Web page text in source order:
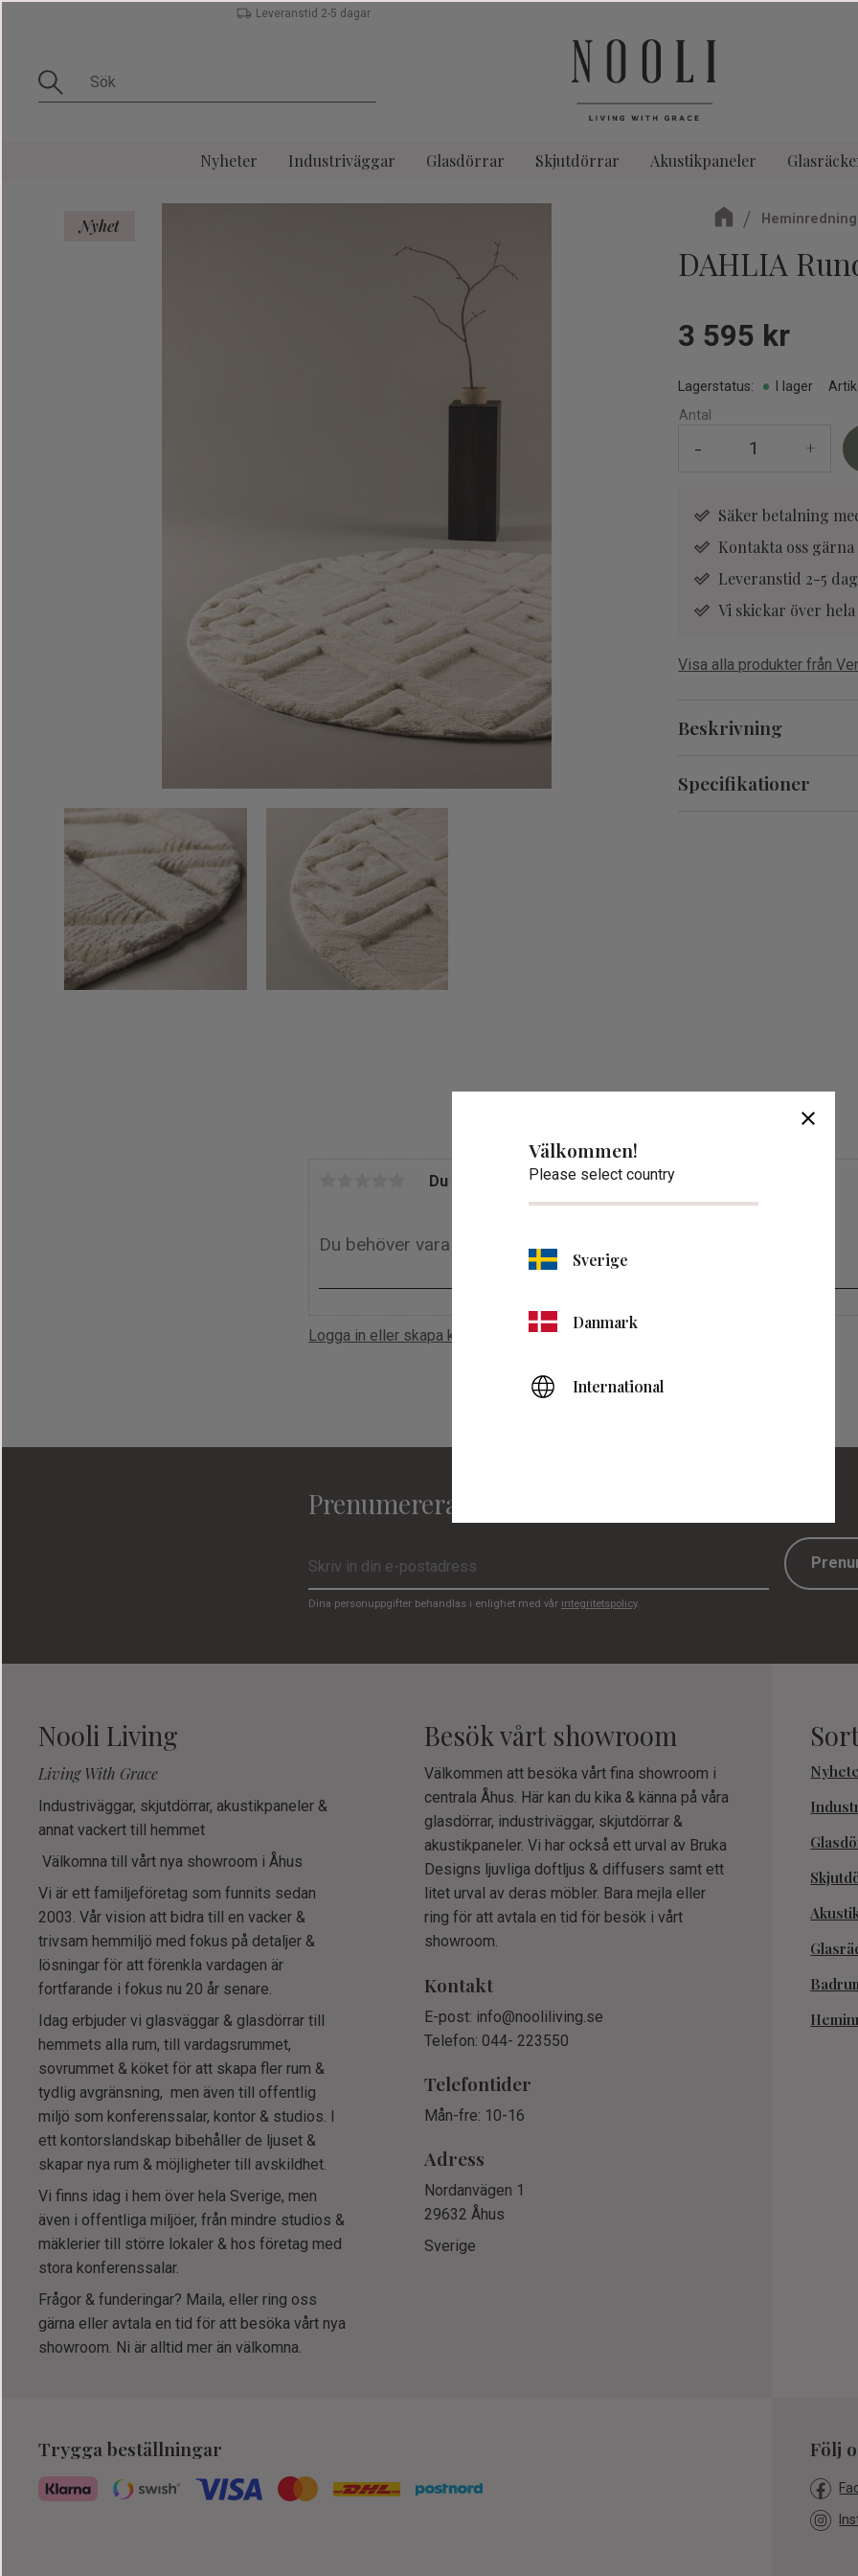
Leveranstid 2-5 dagar
Nyheter Industriväggar Glasdörrar Skjutdörrar Akustikpaneler
Heminredning
DAHLIA
Nyhet
3 595 kr
Antal
+
-
Säker betalning
Kontakta oss
Leveranstid 2-5
Vi skickar över
Lagerstatus I lager
Visa alla produkter från
Beskrivning
Specifikationer
Du
Logga in eller skapa konto
Prenumerera på vårt nyhetsbrev:
Dina personuppgifter behandlas i enlighet med vår integritetspolicy.
Nooli Living
Living With Grace
Industriväggar, skjutdörrar, akustikpaneler &
annat vackert till hemmet
Välkomna till vårt nya showroom i Åhus
Vi är ett familjeföretag som funnits sedan
2003. Vår vision att bidra till en vacker &
trivsam hemmiljö med fokus på detaljer &
lösningar för att förenkla vardagen är
fortfarande i fokus nu 20 år senare.
Idag erbjuder vi glasväggar & glasdörrar till
hemmets alla rum, till vardagsrummet,
sovrummet & köket för att skapa fler rum &
tydlig avgränsning, men även till offentlig
miljö som konferenssalar, kontor & studios. I
ett kontorslandskap bibehåller de ljuset &
skapar nya rum & möjligheter till avskildhet.
Vi finns idag i hem över hela Sverige, men
även i offentliga miljöer, från mindre studios &
mäklerier till större lokaler & hos företag med
stora konferenssalar.
Frågor & funderingar? Maila, eller ring oss
gärna eller avtala en tid för att besöka vårt nya
showroom. Ni är alltid mer än välkomna.
Besök vårt showroom
Välkommen att besöka vårt fina showroom i
centrala Åhus. Här kan du kika & känna på våra
glasdörrar, industriväggar, skjutdörrar &
akustikpaneler. Vi har också ett urval av Bruka
Designs ljuvliga doftljus & diffusers samt ett
litet urval av deras möbler. Bara mejla eller
ring för att avtala en tid för besök i vårt
showroom.
Kontakt
E-post: info@nooliliving.se
Telefon: 044- 223550
Telefontider
Mån-fre: 10-16
Adress
Nordanvägen 1
29632 Åhus
Sverige
Följ
Trygga beställningar
close
Välkommen!
Please select country
Sverige
Danmark
International